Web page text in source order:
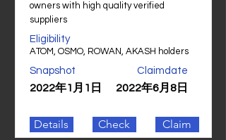
owners with high quality verified
suppliers
Eligibility
ATOM, OSMO, ROWAN, AKASH holders
Snapshot
2022年1月1日
Claimdate
2022年6月8日
Details Check Claim